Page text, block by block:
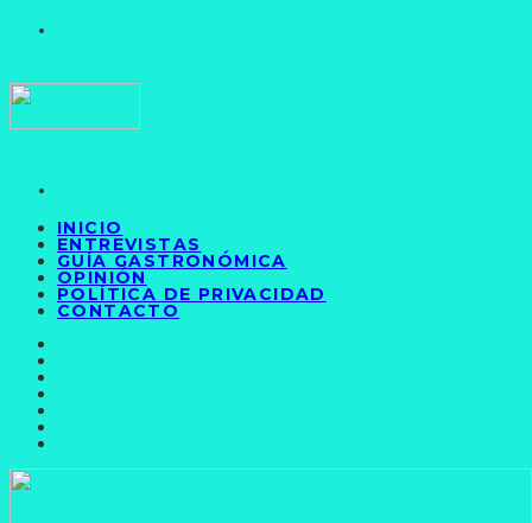
INICIO
ENTREVISTAS
GUÍA GASTRONÓMICA
OPINIÓN
POLÍTICA DE PRIVACIDAD
CONTACTO